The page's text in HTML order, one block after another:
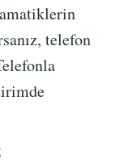
telefon